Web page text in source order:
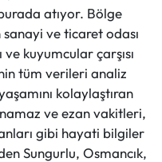
atıyor. Bölge
ve ticaret odası
kuyumcular çarşısı
tüm verileri analiz
kolaylaştıran
ve ezan vakitleri,
gibi hayati bilgiler
Sungurlu, Osmancık,